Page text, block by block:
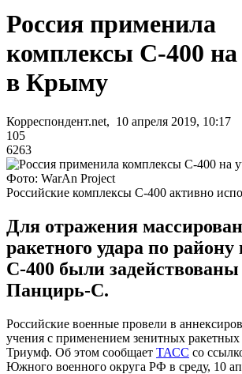
Россия применила
комплексы С-400 на
в Крыму
Корреспондент.net, 10 апреля 2019, 10:17
105
6263
Фото: WarAn Project
Российские комплексы С-400 активно
Для отражения
ракетного удара по
С-400 были
Панцирь-С.
Российские военные провели в
учения с применением зенитных
Триумф. Об этом сообщает ТАСС со
Южного военного округа РФ в среду, 10